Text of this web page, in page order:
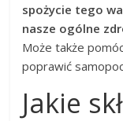
spożycie tego
nasze ogólne
Może także
poprawić
Jakie